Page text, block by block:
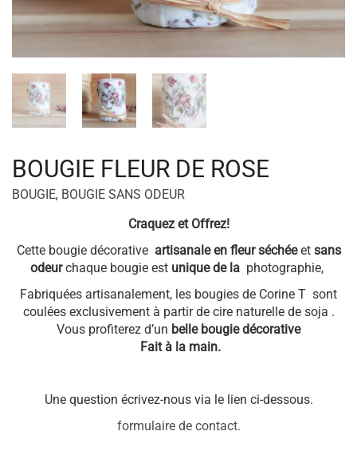
BOUGIE FLEUR DE ROSE
BOUGIE, BOUGIE SANS ODEUR
Craquez et Offrez!
Cette bougie décorative artisanale en fleurséchéeetsans
odeurchaque bougie est unique de la photographie,
Fabriquées artisanalement, les bougies de Corine T sont
coulées exclusivement à partir de cire naturelle de soja .
Vous profiterez d’un belle bougie décorative
Fait à la main.
Une question écrivez-nous via le lien ci-dessous.
formulaire de contact.